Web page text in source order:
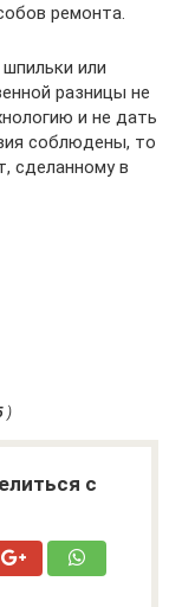
ремонта.
или
разницы не
и не дать
соблюдены, то
сделанному в
)
с